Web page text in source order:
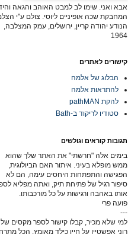
אבא ואני. שימו לב למבט האוהב והגאה
המחבקת שכה אופיניים ליוסי. צולם ע"י
הנודע יהודה קריין, ירושלים, עמק המצלבה,
1964
קישורים לאתרים
הבלוג של אלמה
להתראות אלמה
להקת pathMAN
סטודיו לריקוד ב-Bath
תגובות קוראים וגולשים
בימים אלה "חרשתי" את האתר שלך שהוא
ממש מופלא בעיני. איתור האם הביולוגית,
הפגישה והתפתחות היחסים עימה, הם לא
סיפור רגיל של פתיחת תיק, ואתה מפליא
אותו באהבה ורגישות על כל מורכבותו.
פועה פרי
---
למי שלא מכיר, קבלו קישור לספר מקסים של
רוני אפשטיין על חייו כילד מאומץ. הכל